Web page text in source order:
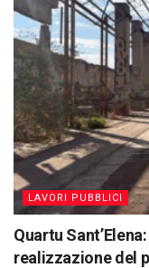
LAVORI PUBBLICI
Quartu
realizzazione del